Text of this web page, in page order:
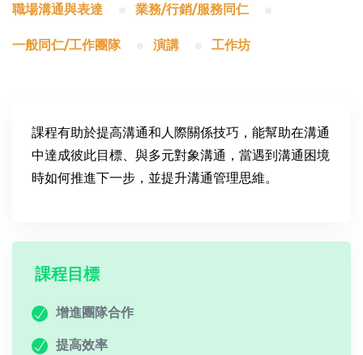
職場溝通與表達 業務/行銷/服務同仁
一般同仁/工作團隊 演講 工作坊
課程有助於提高溝通和人際關係技巧 ，能幫助在溝通
中達成彼此目標 、與多元對象溝通 ，當遇到溝通困境
時如何推進下一步 ，並提升溝通管理思維。
課程目標
增進團隊合作
提高效率